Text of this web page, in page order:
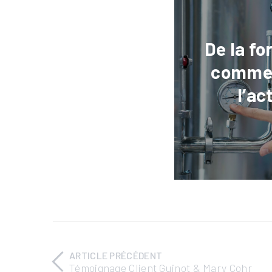
De la
ARTICLE PRÉCÉDENT
Témoignage Client Guinot & Mary Cohr